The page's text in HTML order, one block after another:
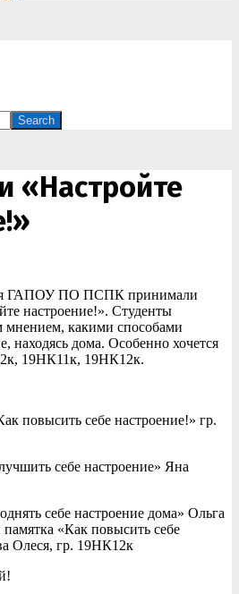
«Настройте
ГАПОУ ПО ПСПК принимали
настроение!». Студенты
мнением, какими способами
находясь дома. Особенно хочется
19НК11к, 19НК12к.
повысить себе настроение!» гр.
себе настроение» Яна
себе настроение дома» Ольга
«Как повысить себе
Олеся, гр. 19НК12к